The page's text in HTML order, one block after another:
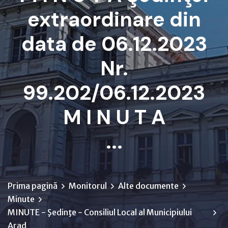
extraordinare din
data de 06.12.2023
Nr.
99.202/06.12.2023
M I N U T A
...
Prima pagină Monitorul
Alte documente
Minute
MINUTE - Şedinţe - Consiliul Local al Municipiului
Arad